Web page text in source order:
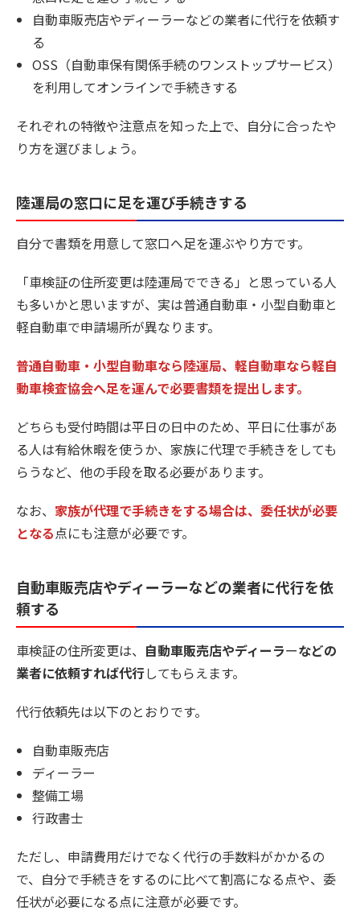
自動車販売店やディーラーなどの業者に代行を依頼す
る
OSS（自動車保有関係手続のワンストップサービス）
を利用してオンラインで手続きする
それぞれの特徴や注意点を知った上で、自分に合ったや
り方を選びましょう。
陸運局の窓口に足を運び手続きする
自分で書類を用意して窓口へ足を運ぶやり方です。
「車検証の住所変更は陸運局でできる」と思っている人
も多いかと思いますが、実は普通自動車・小型自動車と
軽自動車で申請場所が異なります。
普通自動車・小型自動車なら陸運局、軽自動車なら軽自
動車検査協会へ足を運んで必要書類を提出します。
どちらも受付時間は平日の日中のため、平日に仕事があ
る人は有給休暇を使うか、家族に代理で手続きをしても
らうなど、他の手段を取る必要があります。
なお、 家族が代理で手続きをする場合は、委任状が必要
となる点にも注意が必要です。
自動車販売店やディーラーなどの業者に代行を依
頼する
車検証の住所変更は、 自動車販売店やディーラーなどの
業者に依頼すれば代行してもらえます。
代行依頼先は以下のとおりです。
自動車販売店
ディーラー
整備工場
行政書士
ただし、申請費用だけでなく代行の手数料がかかるの
で、自分で手続きをするのに比べて割高になる点や、委
任状が必要になる点に注意が必要です。